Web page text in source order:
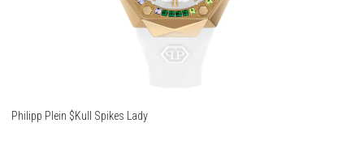
Philipp Plein $Kull Spikes Lady